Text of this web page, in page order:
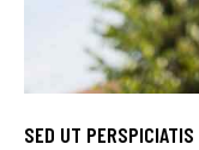
SED UT